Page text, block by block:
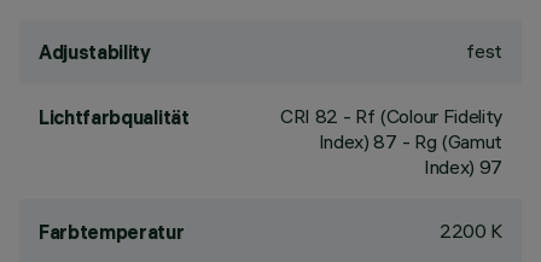
Adjustability fest
Lichtfarbqualität CRI 82 - Rf (Colour Fidelity
Index) 87 - Rg (Gamut
Index) 97
Farbtemperatur 2200 K